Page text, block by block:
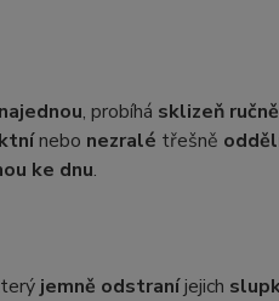
, probíhá sklizeň ručně
nebo nezralé třešně
ke dnu.
jemně odstraníjejich